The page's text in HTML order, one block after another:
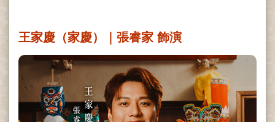
王家慶（家慶）｜張睿家 飾演